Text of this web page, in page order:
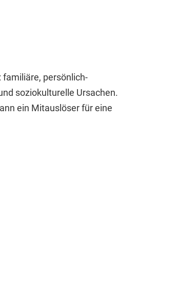
familiäre, persönlich-
soziokulturelle Ursachen.
ein Mitauslöser für eine